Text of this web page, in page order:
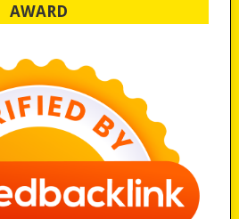
AWARD